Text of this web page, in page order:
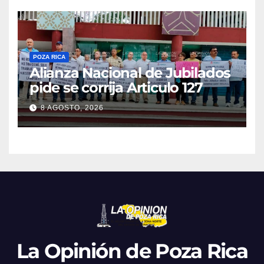
POZA RICA
Alianza Nacional de Jubilados
pide se corrija Articulo 127
8 AGOSTO, 2026
La Opinión de Poza Rica